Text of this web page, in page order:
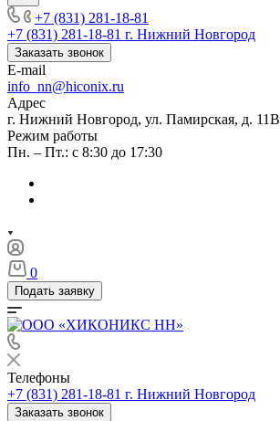
+7 (831) 281-18-81
+7 (831) 281-18-81 г. Нижний Новгород
Заказать звонок
E-mail
info_nn@hiconix.ru
Адрес
г. Нижний Новгород, ул. Памирская, д. 11В
Режим работы
Пн. – Пт.: с 8:30 до 17:30
0
Подать заявку
Телефоны
+7 (831) 281-18-81 г. Нижний Новгород
Заказать звонок